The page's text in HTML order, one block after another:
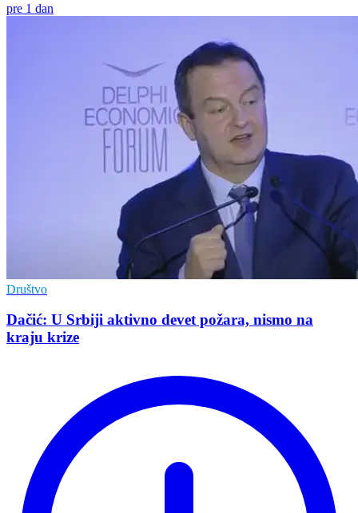
pre 1 dan
Društvo
Dačić: U Srbiji aktivno devet požara, nismo na
kraju krize